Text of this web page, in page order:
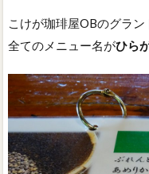
こけが珈琲屋OBのグラン
全てのメニュー名がひら